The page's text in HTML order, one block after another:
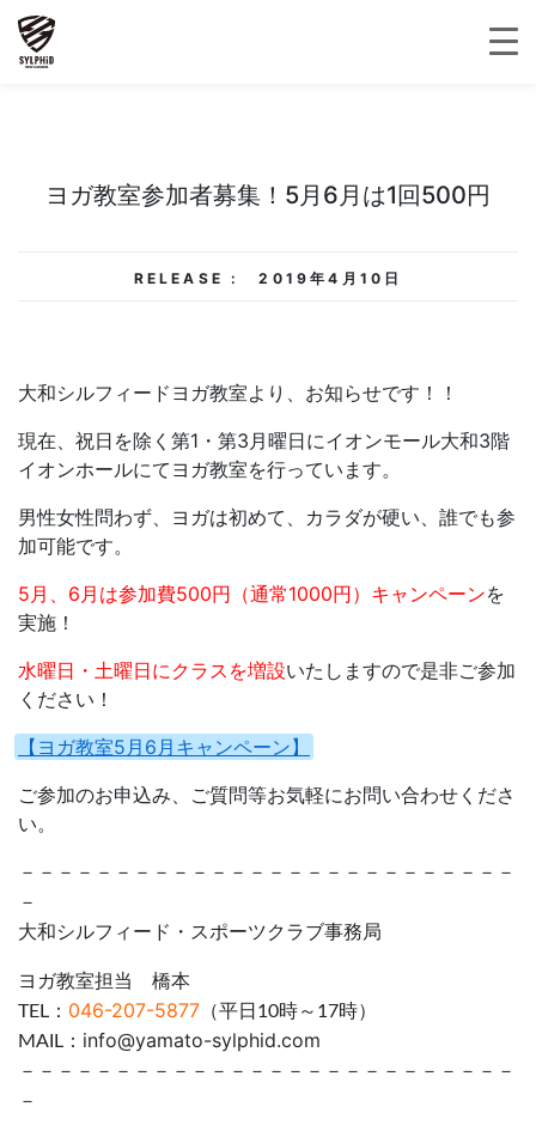
ヨガ教室参加者募集！5月6月は1回500円
RELEASE : 2019年4月10日
大和シルフィードヨガ教室より、お知らせです！！
現在、祝日を除く第1・第3月曜日にイオンモール大和3階
イオンホールにてヨガ教室を行っています。
男性女性問わず、ヨガは初めて、カラダが硬い、誰でも参
加可能です。
5月、6月は参加費500円（通常1000円）キャンペーンを
実施！
水曜日・土曜日にクラスを増設いたしますので是非ご参加
ください！
【ヨガ教室5月6月キャンペーン】
ご参加のお申込み、ご質問等お気軽にお問い合わせくださ
い。
－－－－－－－－－－－－－－－－－－－－－－－－－－
－
大和シルフィード・スポーツクラブ事務局
ヨガ教室担当 橋本
TEL： 046-207-5877 （平日10時～17時）
MAIL： info@yamato-sylphid.com
－－－－－－－－－－－－－－－－－－－－－－－－－－
－